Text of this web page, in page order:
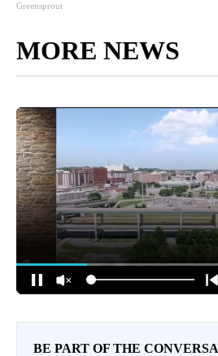
Greensprout
MORE NEWS
BE PART OF THE